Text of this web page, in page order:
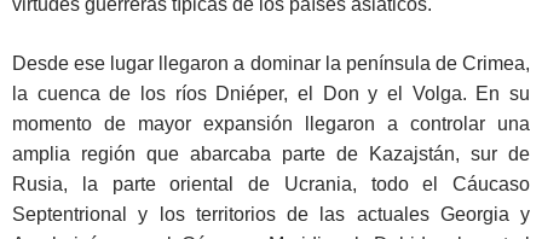
Desde ese lugar llegaron a dominar la península de Crimea,
la cuenca de los ríos Dniéper, el Don y el Volga. En su
momento de mayor expansión llegaron a controlar una
amplia región que abarcaba parte de Kazajstán, sur de
Rusia, la parte oriental de Ucrania, todo el Cáucaso
Septentrional y los territorios de las actuales Georgia y